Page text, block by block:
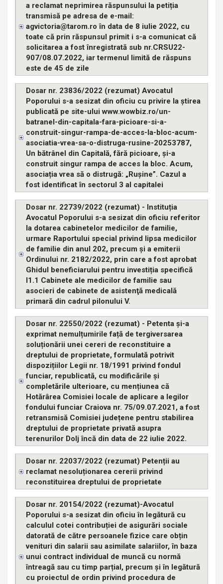
a reclamat neprimirea răspunsului la petiția
transmisă pe adresa de e-mail:
agvictoria@tarom.ro în data de 8 iulie 2022, cu
toate că prin răspunsul primit i s-a comunicat că
solicitarea a fost înregistrată sub nr.CRSU22-
907/08.07.2022, iar termenul limită de răspuns
este de 45 de zile
Dosar nr. 23836/2022 (rezumat) Avocatul
Poporului s-a sesizat din oficiu cu privire la știrea
publicată pe site-ului www.wowbiz.ro/un-
batranel-din-capitala-fara-picioare-si-a-
construit-singur-rampa-de-acces-la-bloc-acum-
asociatia-vrea-sa-o-distruga-rusine-20253787,
Un bătrânel din Capitală, fără picioare, și-a
construit singur rampa de acces la bloc. Acum,
asociația vrea să o distrugă: „Rușine”. Cazul a
fost identificat în sectorul 3 al capitalei
Dosar nr. 22739/2022 (rezumat) - Instituția
Avocatul Poporului s-a sesizat din oficiu referitor
la dotarea cabinetelor medicilor de familie,
urmare Raportului special privind lipsa medicilor
de familie din anul 202, precum și a emiterii
Ordinului nr. 2182/2022, prin care a fost aprobat
Ghidul beneficiarului pentru investiția specifică
I1.1 Cabinete ale medicilor de familie sau
asocieri de cabinete de asistenţă medicală
primară din cadrul pilonului V.
Dosar nr. 22550/2022 (rezumat) - Petenta și-a
exprimat nemulțumirile față de tergiversarea
soluționării unei cereri de reconstituire a
dreptului de proprietate, formulată potrivit
dispozițiilor Legii nr. 18/1991 privind fondul
funciar, republicată, cu modificările și
completările ulterioare, cu mențiunea că
Hotărârea Comisiei locale de aplicare a legilor
fondului funciar Craiova nr. 75/09.07.2021, a fost
retransmisă Comisiei județene pentru stabilirea
dreptului de proprietate privată asupra
terenurilor Dolj încă din data de 22 iulie 2022.
Dosar nr. 22037/2022 (rezumat) Petenții au
reclamat nesoluționarea cererii privind
reconstituirea dreptului de proprietate
Dosar nr. 20154/2022 (rezumat)-Avocatul
Poporului s-a sesizat din oficiu în legătură cu
calculul cotei contribuției de asigurări sociale
datorată de către persoanele fizice care obțin
venituri din salarii sau asimilate salariilor, în baza
unui contract individual de muncă cu normă
întreagă sau cu timp parțial, precum și în legătură
cu proiectul de ordin privind procedura de